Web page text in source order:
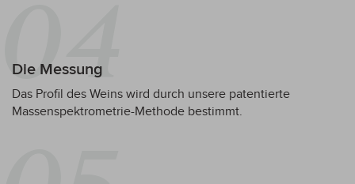
Die Messung
Das Profil des Weins wird durch unsere patentierte
Massenspektrometrie-Methode bestimmt.